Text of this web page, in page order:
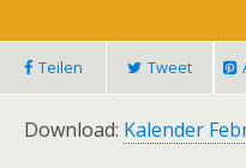
Teilen Tweet
Download: Kalender